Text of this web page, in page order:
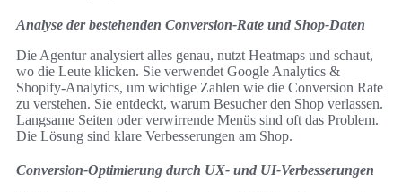
Analyse der bestehenden Conversion-Rate und Shop-Daten
Die Agentur analysiert alles genau, nutzt Heatmaps und schaut,
wo die Leute klicken. Sie verwendet Google Analytics &
Shopify-Analytics, um wichtige Zahlen wie die Conversion Rate
zu verstehen. Sie entdeckt, warum Besucher den Shop verlassen.
Langsame Seiten oder verwirrende Menüs sind oft das Problem.
Die Lösung sind klare Verbesserungen am Shop.
Conversion-Optimierung durch UX- und UI-Verbesserungen